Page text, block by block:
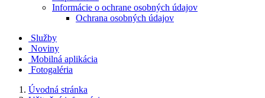
Informácie o ochrane osobných údajov
Ochrana osobných údajov
Služby
Noviny
Mobilná aplikácia
Fotogaléria
Úvodná stránka